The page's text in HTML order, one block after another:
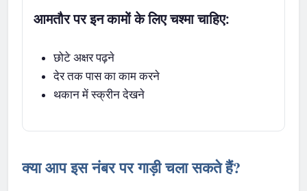
आमतौर पर इन कामों के लिए चश्मा चाहिए:
छोटे अक्षर पढ़ने
देर तक पास का काम करने
थकान में स्क्रीन देखने
क्या आप इस नंबर पर गाड़ी चला सकते हैं?